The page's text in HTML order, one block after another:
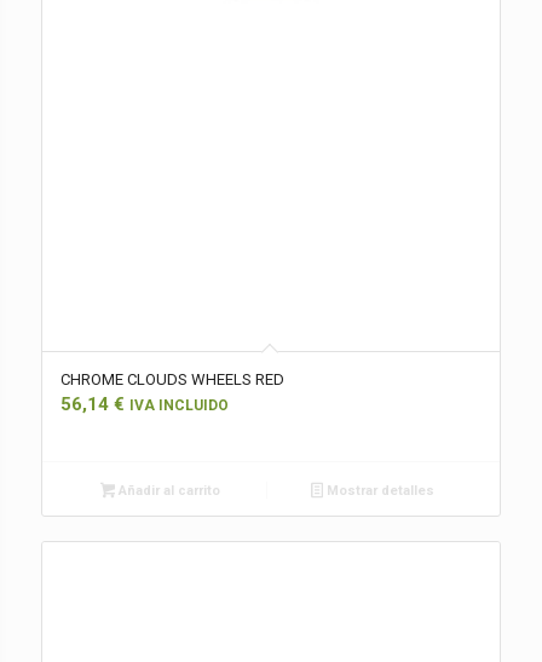
CHROME CLOUDS WHEELS RED
56,14 € IVA INCLUIDO
Añadir al carrito Mostrar detalles